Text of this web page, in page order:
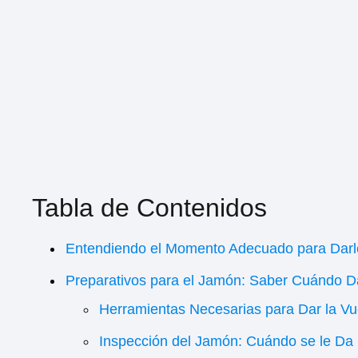
Tabla de Contenidos
Entendiendo el Momento Adecuado para
Preparativos para el Jamón: Saber Cuándo
Herramientas Necesarias para Dar la
Inspección del Jamón: Cuándo se le Da